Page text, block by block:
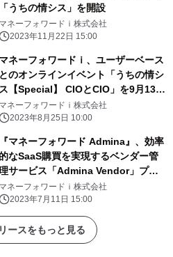
「うちの情シス」を開設
マネーフォワードｉ株式会社
2023年11月22日 15:00
マネーフォワードｉ、ユーザーベース
とのオンラインイベント「うちの情シ
ス【Special】 CIOとCIO」を9月13日
に開催
マネーフォワードｉ株式会社
2023年8月25日 10:00
『マネーフォワード Admina』、効率
的なSaaS購買を実現するベンダー管
サービス「Admina Vendor」プラ
ンを提供開始
マネーフォワードｉ株式会社
2023年7月11日 15:00
ースをもっと見る